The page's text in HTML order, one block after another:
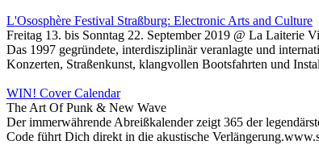
L'Ososphère Festival Straßburg: Electronic Arts and Culture
Freitag 13. bis Sonntag 22. September 2019 @ La Laiterie
Das 1997 gegründete, interdisziplinär veranlagte und
Konzerten, Straßenkunst, klangvollen Bootsfahrten und
WIN! Cover Calendar
The Art Of Punk & New Wave
Der immerwährende Abreißkalender zeigt 365 der
Code führt Dich direkt in die akustische